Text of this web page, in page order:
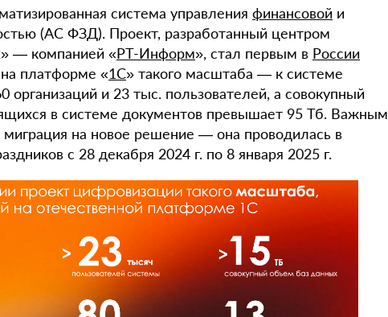
система управления финансовой и
(АС ФЗД). Проект, разработанный центром
— компанией «РТ-Информ», стал первым в России
платформе «1С» такого масштаба — к системе
организаций и 23 тыс. пользователей, а совокупный
в системе документов превышает 95 Тб. Важным
миграция на новое решение — она проводилась в
с 28 декабря 2024 г. по 8 января 2025 г.